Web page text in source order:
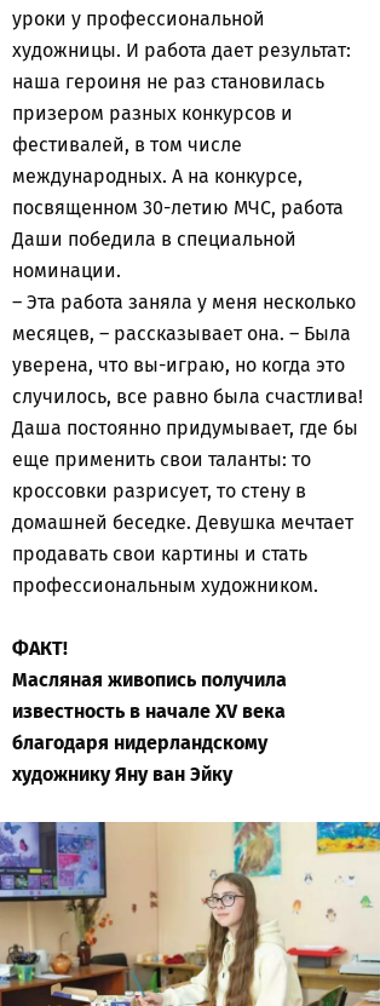
уроки у профессиональной
художницы. И работа дает результат:
наша героиня не раз становилась
призером разных конкурсов и
фестивалей, в том числе
международных. А на конкурсе,
посвященном 30-летию МЧС, работа
Даши победила в специальной
номинации.
– Эта работа заняла у меня несколько
месяцев, – рассказывает она. – Была
уверена, что вы-играю, но когда это
случилось, все равно была счастлива!
Даша постоянно придумывает, где бы
еще применить свои таланты: то
кроссовки разрисует, то стену в
домашней беседке. Девушка мечтает
продавать свои картины и стать
профессиональным художником.
ФАКТ!
Масляная живопись получила
известность в начале XV века
благодаря нидерландскому
художнику Яну ван Эйку